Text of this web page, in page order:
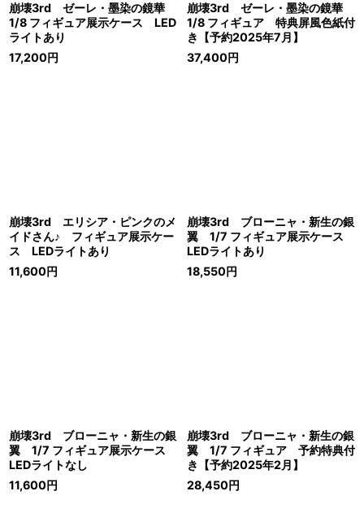
崩壊3rd ゼーレ・墨染の鏡華
1/8 フィギュア展示ケース LED
ライトあり
17,200円
崩壊3rd ゼーレ・墨染の鏡華
1/8 フィギュア 特典屏風色紙付
き【予約2025年7月】
37,400円
崩壊3rd エリシア・ピンクのメ
イドさん♪ フィギュア展示ケー
ス LEDライトあり
11,600円
崩壊3rd ブローニャ・新生の銀
翼 1/7 フィギュア展示ケース
LEDライトあり
18,550円
崩壊3rd ブローニャ・新生の銀
翼 1/7 フィギュア展示ケース
LEDライトなし
11,600円
崩壊3rd ブローニャ・新生の銀
翼 1/7 フィギュア 予約特典付
き【予約2025年2月】
28,450円